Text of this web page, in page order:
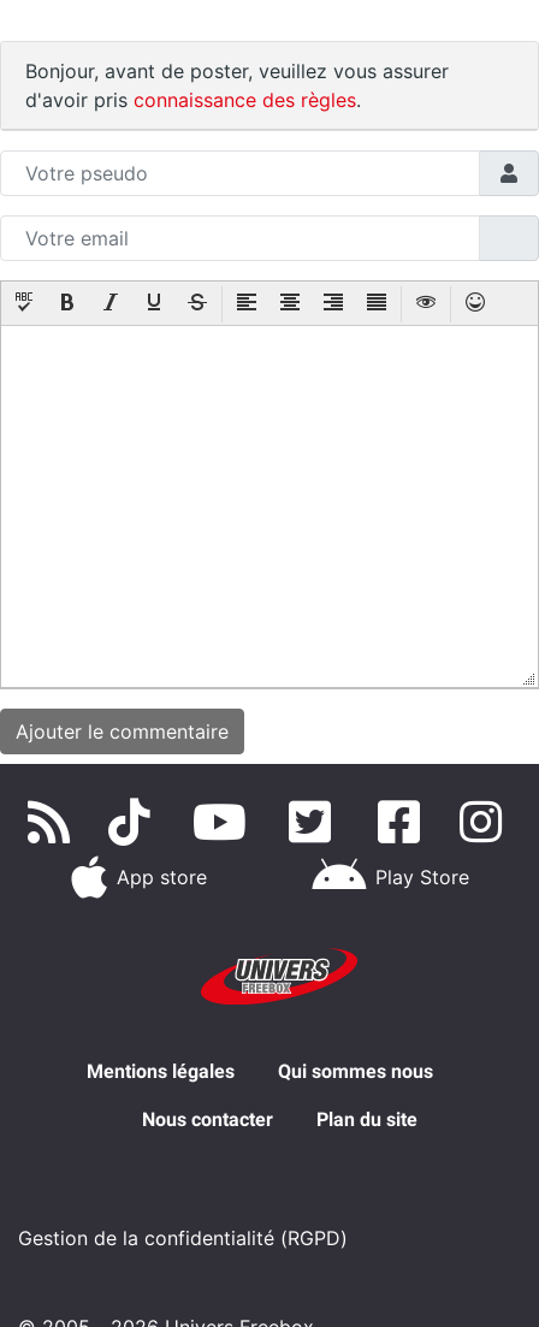
Bonjour, avant de poster, veuillez vous assurer
d'avoir pris connaissance des règles.
App store Play Store
Mentions légales Qui sommes nous
Nous contacter Plan du site
Gestion de la confidentialité (RGPD)